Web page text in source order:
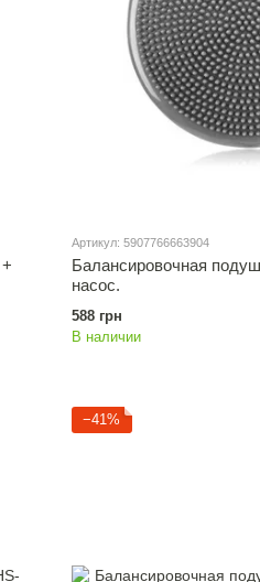
Артикул: 5907766663904
Балансировочная
насос.
588 грн
В наличии
−41%